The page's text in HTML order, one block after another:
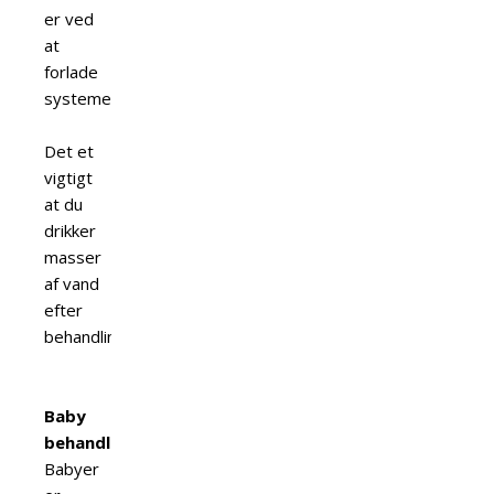
er ved
at
forlade
systemet.
Det et
vigtigt
at du
drikker
masser
af vand
efter
behandlingen.
Baby
behandling.
Babyer